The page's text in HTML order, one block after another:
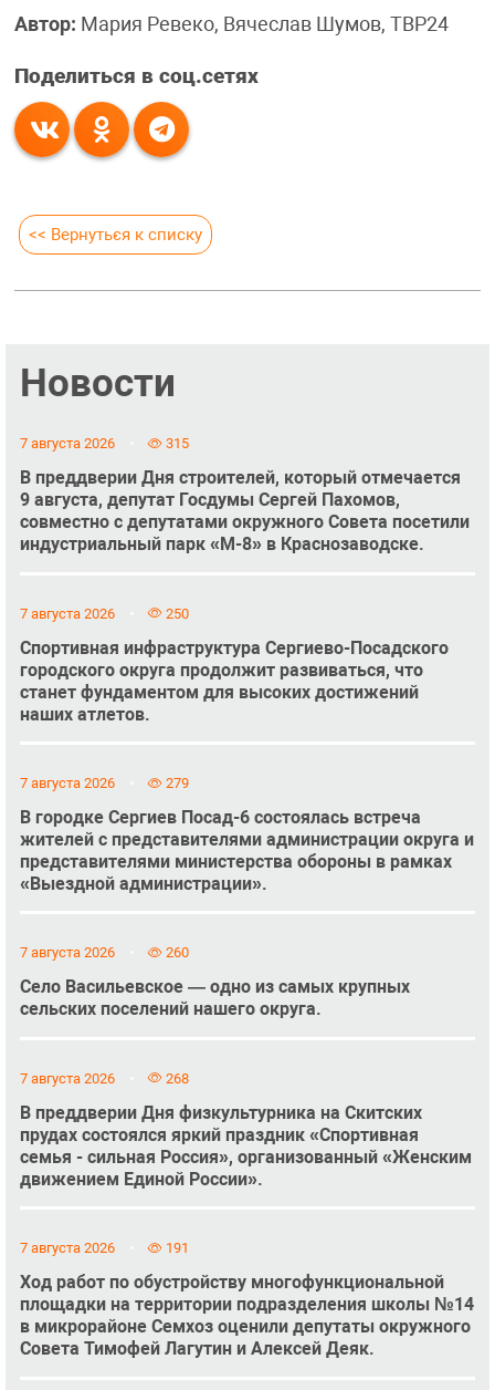
Автор: Мария Ревеко, Вячеслав Шумов, ТВР24
Поделиться в соц.сетях
<< Вернуться к списку
Новости
7 августа 2026 315
В преддверии Дня строителей, который отмечается
9 августа, депутат Госдумы Сергей Пахомов,
совместно с депутатами окружного Совета посетили
индустриальный парк «М-8» в Краснозаводске.
7 августа 2026 250
Спортивная инфраструктура Сергиево-Посадского
городского округа продолжит развиваться, что
станет фундаментом для высоких достижений
наших атлетов.
7 августа 2026 279
В городке Сергиев Посад-6 состоялась встреча
жителей с представителями администрации округа и
представителями министерства обороны в рамках
«Выездной администрации».
7 августа 2026 260
Село Васильевское — одно из самых крупных
сельских поселений нашего округа.
7 августа 2026 268
В преддверии Дня физкультурника на Скитских
прудах состоялся яркий праздник «Спортивная
семья - сильная Россия», организованный «Женским
движением Единой России».
7 августа 2026 191
Ход работ по обустройству многофункциональной
площадки на территории подразделения школы №14
в микрорайоне Семхоз оценили депутаты окружного
Совета Тимофей Лагутин и Алексей Деяк.